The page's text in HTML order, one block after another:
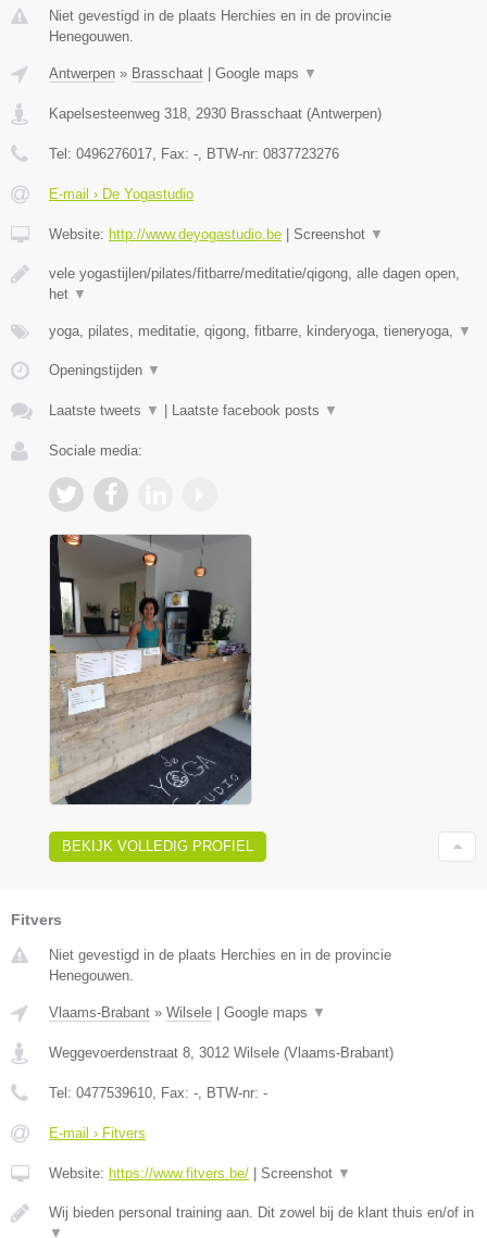
Niet gevestigd in de plaats Herchies en in de provincie
Henegouwen.
Antwerpen » Brasschaat Google maps ▼
Kapelsesteenweg 318, 2930 Brasschaat (Antwerpen)
Tel: 0496276017, Fax: -, BTW-nr: 0837723276
E-mail › De Yogastudio
Website: http://www.deyogastudio.be Screenshot ▼
vele yogastijlen/pilates/fitbarre/meditatie/qigong, alle dagen open,
het ▼
yoga, pilates, meditatie, qigong, fitbarre, kinderyoga, tieneryoga, ▼
Openingstijden ▼
Laatste tweets ▼ Laatste facebook posts ▼
Sociale media:
BEKIJK VOLLEDIG PROFIEL
Fitvers
Niet gevestigd in de plaats Herchies en in de provincie
Henegouwen.
Vlaams-Brabant » Wilsele | Google maps ▼
Weggevoerdenstraat 8 3012 Wilsele (Vlaams-Brabant)
Tel: 0477539610 , Fax: - , BTW-nr: -
E-mail › Fitvers
Website: https://www.fitvers.be/ | Screenshot ▼
Wij bieden personal training aan. Dit zowel bij de klant thuis en/of in
▼